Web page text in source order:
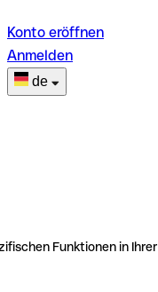
Konto eröffnen
Anmelden
de
Funktionen in Ihrer